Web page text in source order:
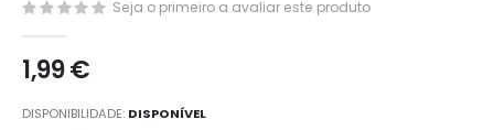
início
da
Galeria
de
Seja o primeiro a avaliar este produto
1,99 €
DISPONIBILIDADE: DISPONÍVEL